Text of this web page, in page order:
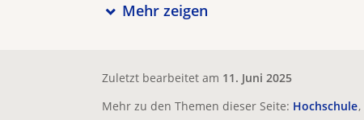
Mehr zeigen
Zuletzt bearbeitet am 11. Juni 2025
Mehr zu den Themen dieser Seite: Hochschule